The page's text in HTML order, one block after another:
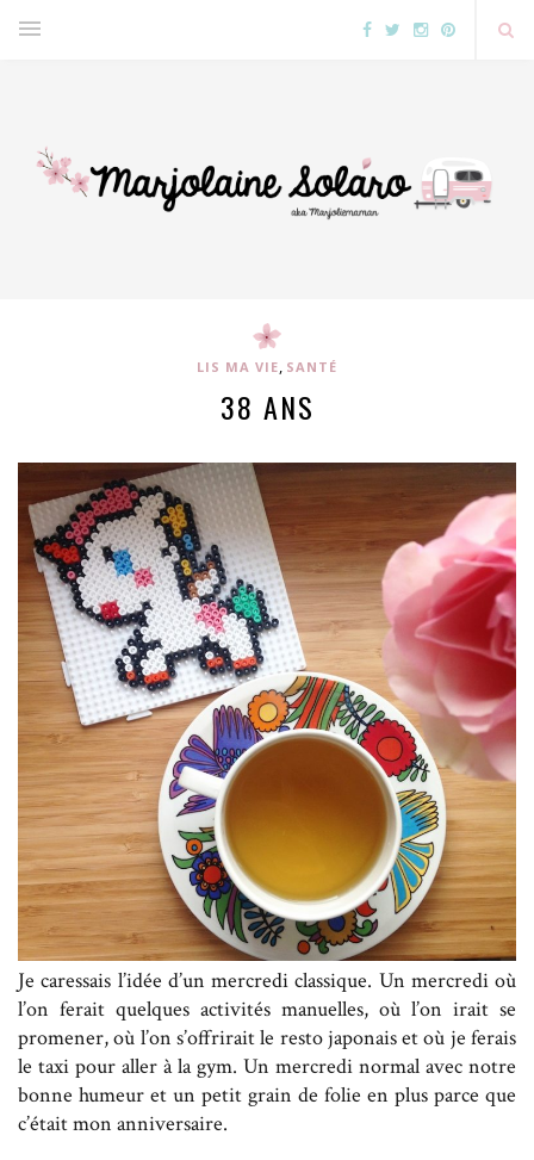
LIS MA VIE, SANTÉ
38 ANS
Je caressais l’idée d’un mercredi classique. Un mercredi où
l’on ferait quelques activités manuelles, où l’on irait se
promener, où l’on s’offrirait le resto japonais et où je ferais
le taxi pour aller à la gym. Un mercredi normal avec notre
bonne humeur et un petit grain de folie en plus parce que
c’était mon anniversaire.